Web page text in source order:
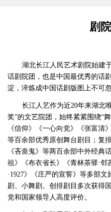
剧
湖北长江人民艺术剧院始建
话剧院团，也是中国最优秀的话
淀，淬炼成中国话剧版图上不可忽
长江人艺作为近20年来湖北
奖”的文艺院团，始终紧紧围绕“
《信仰》《一心向党》《张富清
等百余部优秀原创舞台剧目；复
《吝啬鬼》等两百余部中外经典
祖》《布衣省长》《青林茶驿·
·1927》《庄严的宣誓》等多部
剧、小舞剧。创排剧目多次获得
党和国家领导人高度评价。